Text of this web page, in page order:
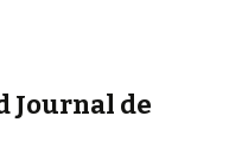
Journal de